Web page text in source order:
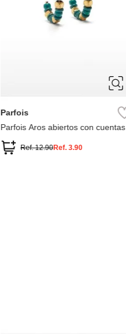
Parfois
Parfois Aros abiertos con cuentas
Ref.12.90Ref. 3.90